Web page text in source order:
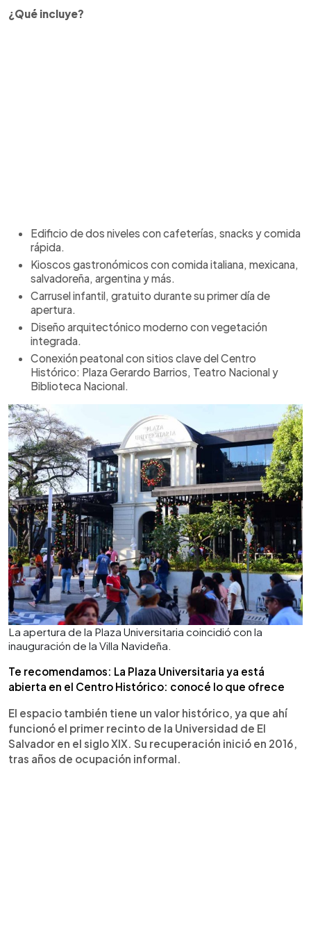
¿Qué incluye?
Edificio de dos niveles con cafeterías, snacks y comida
rápida.
Kioscos gastronómicos con comida italiana, mexicana,
salvadoreña, argentina y más.
Carrusel infantil, gratuito durante su primer día de
apertura.
Diseño arquitectónico moderno con vegetación
integrada.
Conexión peatonal con sitios clave del Centro
Histórico: Plaza Gerardo Barrios, Teatro Nacional y
Biblioteca Nacional.
La apertura de la Plaza Universitaria coincidió con la
inauguración de la Villa Navideña.
Te recomendamos: La Plaza Universitaria ya está
abierta en el Centro Histórico: conocé lo que ofrece
El espacio también tiene un valor histórico, ya que ahí
funcionó el primer recinto de la Universidad de El
Salvador en el siglo XIX. Su recuperación inició en 2016,
tras años de ocupación informal.